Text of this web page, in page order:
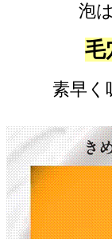
泡
毛
素早く